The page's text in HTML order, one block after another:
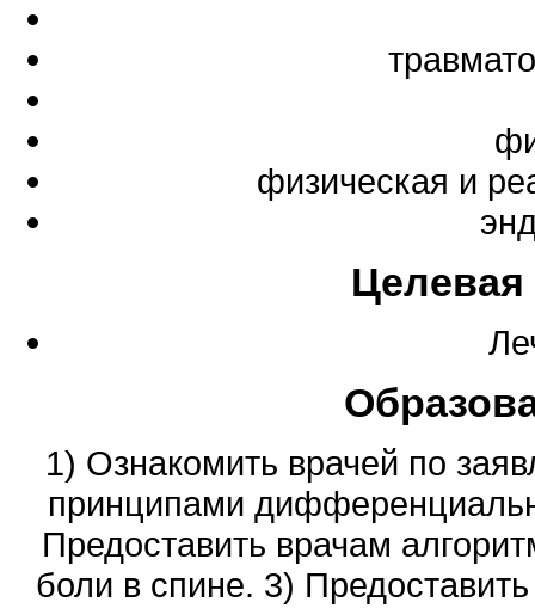
физическая и
1) Ознакомить врачей по
принципами
Предоставить врачам
боли в спине. 3)